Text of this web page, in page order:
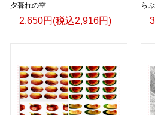
＜著者/絵本:挿画作成＞ 凛々風 猛 -
日本語版: https://amzn.asia/d/
＿＿＿＿＿＿＿＿＿＿＿＿＿＿＿
▶︎SUZURI https://suzuri.jp/
▶︎UP-T up-t.jp/creator/
夕暮れの空
2,650円(税込2,916円)
ら